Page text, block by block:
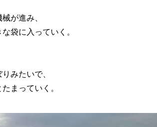
が進み、
袋に入っていく。
みたいで、
まっていく。